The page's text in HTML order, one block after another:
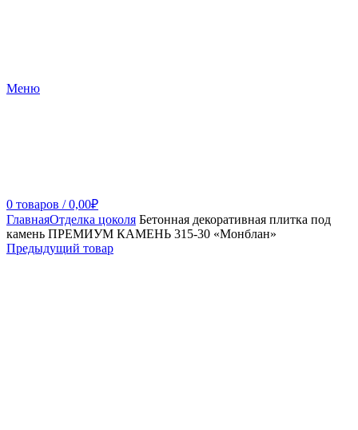
Меню
0 товаров / 0,00₽
ГлавнаяОтделка цоколя Бетонная декоративная плитка под
камень ПРЕМИУМ КАМЕНЬ 315-30 «Монблан»
Предыдущий товар